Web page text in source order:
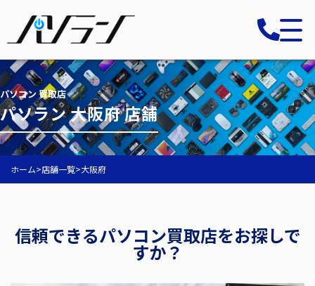
パソコン 買取店
パソラン 大阪府 店舗
ホーム>店舗一覧>大阪府
信頼できるパソコン買取店をお探しで
すか？